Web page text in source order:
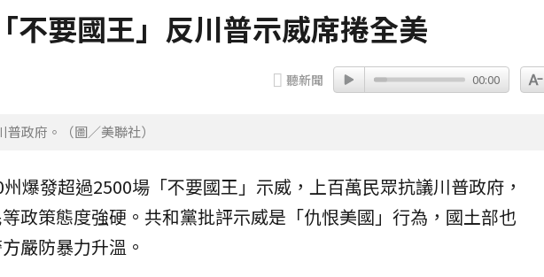
不要國王」反川普示威席捲全美
聽新聞 00:00
政府。（圖／美聯社）
爆發超過2500場「不要國王」 示威 ，上百萬民眾抗議川普政府，
等政策態度強硬。共和黨批評示威是「仇恨美國」行為，國土部也
嚴防暴力升溫。